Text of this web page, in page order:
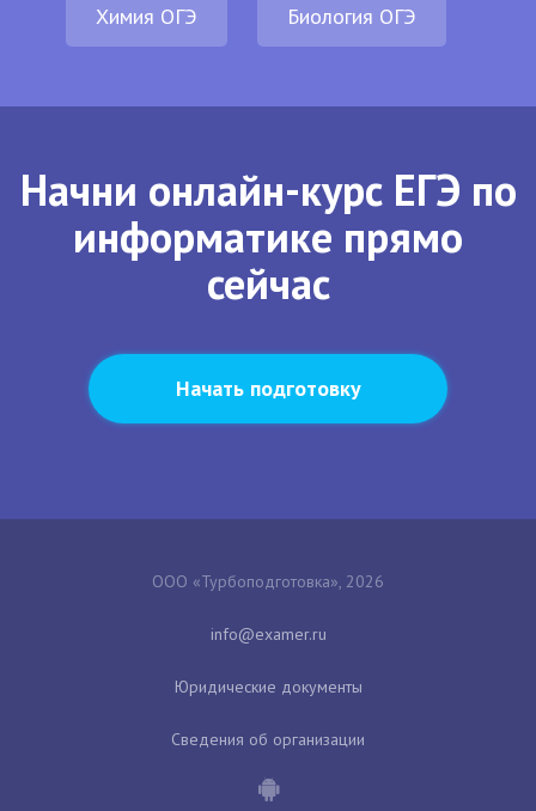
Химия ОГЭ Биология ОГЭ
Начни онлайн-курс ЕГЭ по
информатике прямо
сейчас
Начать подготовку
ООО «Турбоподготовка», 2026
Юридические документы
Сведения об организации